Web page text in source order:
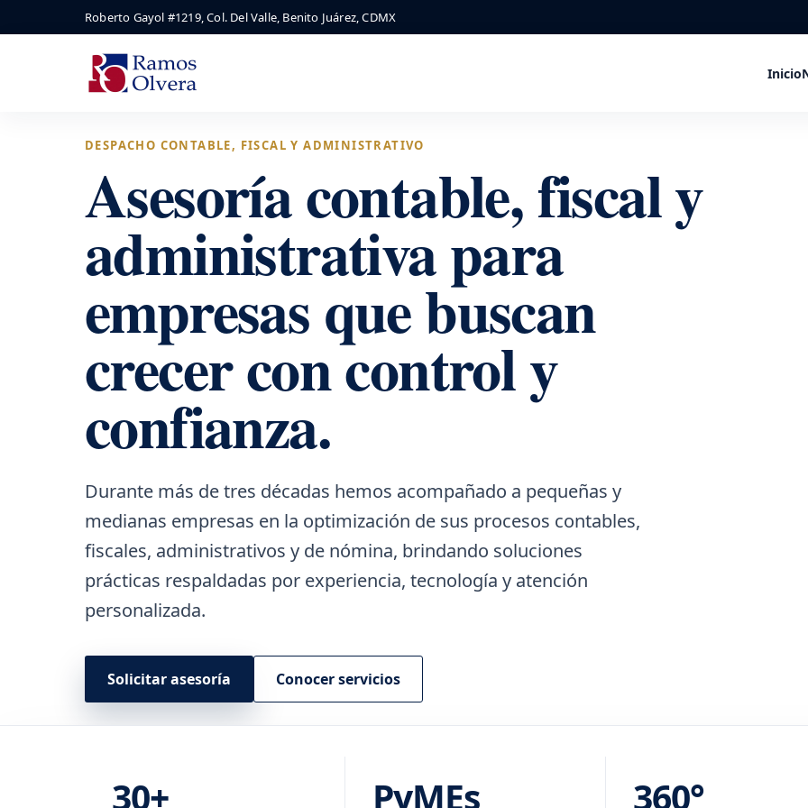
Roberto Gayol #1219, Col. Del Valle, Benito Juárez, CDMX
Inicio
DESPACHO CONTABLE, FISCAL Y ADMINISTRATIVO
Asesoría contable, fiscal y
administrativa para
empresas que buscan
crecer con control y
confianza.
Durante más de tres décadas hemos acompañado a pequeñas y
medianas empresas en la optimización de sus procesos contables,
fiscales, administrativos y de nómina, brindando soluciones
prácticas respaldadas por experiencia, tecnología y atención
personalizada.
Solicitar asesoría Conocer servicios
30+ PyMEs 360°